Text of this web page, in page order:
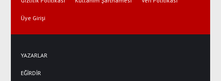
Üye Girişi
YAZARLAR
EĞİRDİR